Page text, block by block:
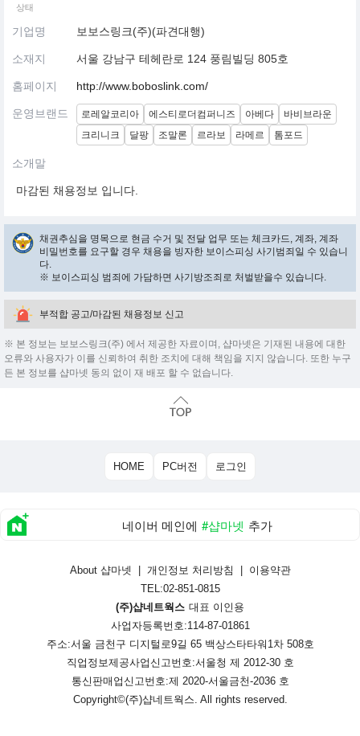
상태
기업명 보보스링크(주)(파견대행)
소재지 서울 강남구 테헤란로 124 풍림빌딩 805호
홈페이지 http://www.boboslink.com/
운영브랜드 로레알코리아 에스티로더컴퍼니즈 아베다
바비브라운
크리니크
달팡 조말론 르라보 라메르 톰포드
소개말
마감된 채용정보 입니다.
채권추심을 명목으로 현금 수거 및 전달 업무 또는 체크카드, 계좌, 계좌
비밀번호를 요구할 경우 채용을 빙자한 보이스피싱 사기범죄일 수 있습니
다.
※ 보이스피싱 범죄에 가담하면 사기방조죄로 처벌받을수 있습니다.
부적합 공고/마감된 채용정보 신고
※ 본 정보는 보보스링크(주) 에서 제공한 자료이며, 샵마넷은 기재된 내용에 대한
오류와 사용자가 이를 신뢰하여 취한 조치에 대해 책임을 지지 않습니다. 또한 누구
든 본 정보를 샵마넷 동의 없이 재 배포 할 수 없습니다.
HOME PC버전 로그인
네이버 메인에 #샵마넷 추가
About 샵마넷 개인정보 처리방침
이용약관
TEL:02-851-0815
(주)샵네트웍스 대표 이인용
사업자등록번호:114-87-01861
주소:서울 금천구 디지털로9길 65 백상스타타워1차 508호
직업정보제공사업신고번호:서울청 제 2012-30 호
통신판매업신고번호:제 2020-서울금천-2036 호
Copyright©(주)샵네트웍스. All rights reserved.